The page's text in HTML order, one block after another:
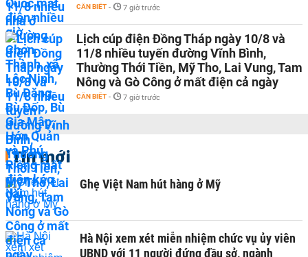
CẦN BIẾT - 7 giờ trước
Lịch cúp điện Đồng Tháp ngày 10/8 và
11/8 nhiều tuyến đường Vĩnh Bình,
Thường Thới Tiền, Mỹ Tho, Lai Vung, Tam
Nông và Gò Công ở mất điện cả ngày
CẦN BIẾT - 7 giờ trước
Tin mới
Ghẹ Việt Nam hút hàng ở Mỹ
Hà Nội xem xét miễn nhiệm chức vụ ủy viên
UBND với 11 người đứng đầu sở, ngành